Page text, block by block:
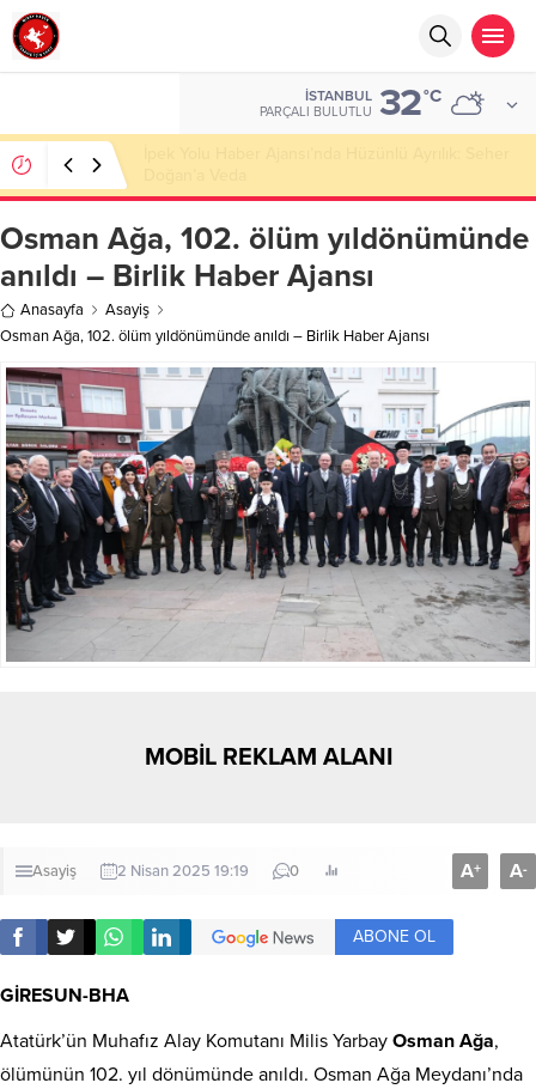
İSTANBUL
PARÇALI BULUTLU 32°C
Osman Ağa, 102. ölüm yıldönümünde
anıldı – Birlik Haber Ajansı
Anasayfa
Asayiş
Osman Ağa, 102. ölüm yıldönümünde anıldı – Birlik Haber Ajansı
MOBİL REKLAM ALANI
Asayiş 2 Nisan 2025 19:19 0 A+ A-
ABONE OL
GİRESUN-BHA
Atatürk’ün Muhafız Alay Komutanı Milis Yarbay Osman Ağa,
ölümünün 102. yıl dönümünde anıldı. Osman Ağa Meydanı’nda